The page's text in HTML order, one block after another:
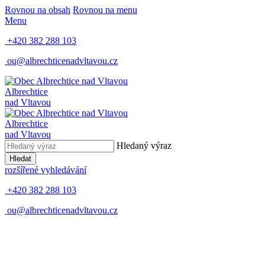
Rovnou na obsah Rovnou na menu
Menu
+420 382 288 103
ou@albrechticenadvltavou.cz
Albrechtice
nad Vltavou
Albrechtice
nad Vltavou
Hledaný výraz
Hledat
rozšířené vyhledávání
+420 382 288 103
ou@albrechticenadvltavou.cz